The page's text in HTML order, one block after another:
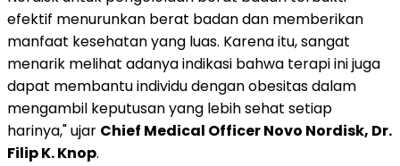
efektif menurunkan berat badan dan memberikan
manfaat kesehatan yang luas. Karena itu, sangat
menarik melihat adanya indikasi bahwa terapi ini juga
dapat membantu individu dengan obesitas dalam
mengambil keputusan yang lebih sehat setiap
harinya," ujar Chief Medical Officer Novo Nordisk, Dr.
Filip K. Knop.